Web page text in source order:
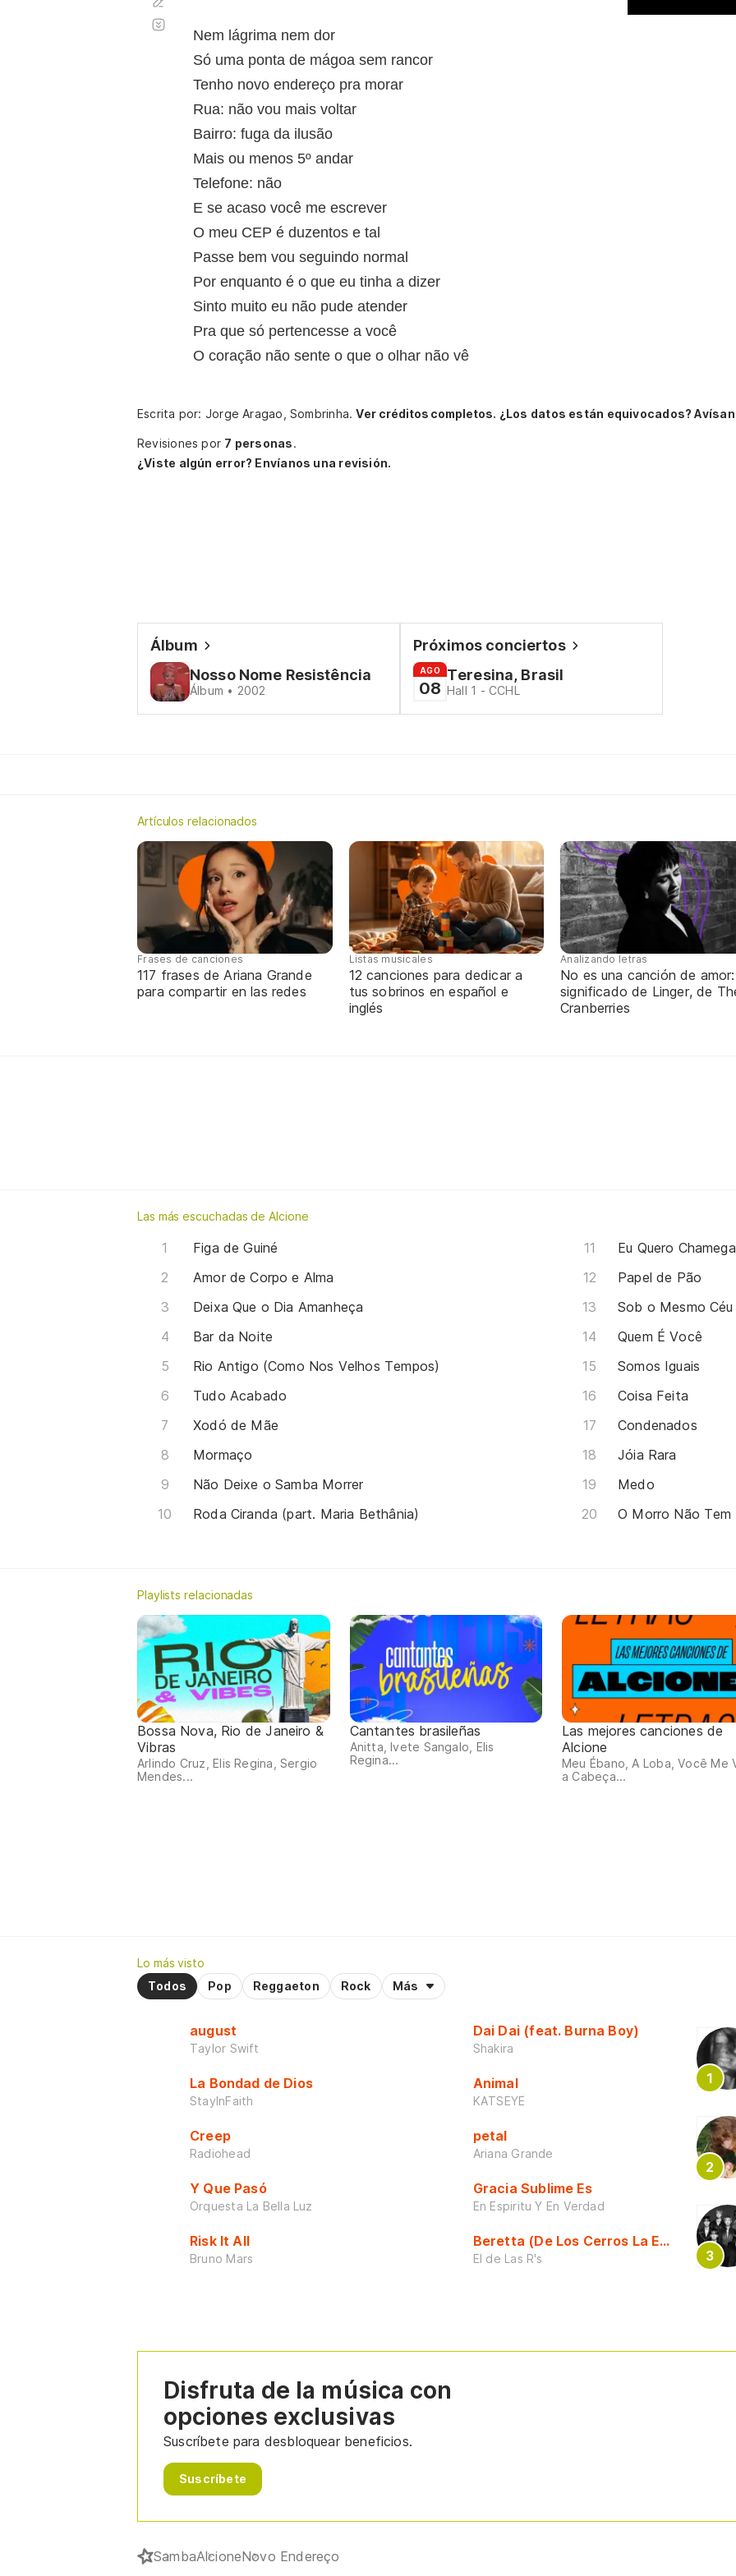
Nem lágrima nem dor
Só uma ponta de mágoa sem rancor
Tenho novo endereço pra morar
Rua: não vou mais voltar
Bairro: fuga da ilusão
Mais ou menos 5º andar
Telefone: não
E se acaso você me escrever
O meu CEP é duzentos e tal
Passe bem vou seguindo normal
Por enquanto é o que eu tinha a dizer
Sinto muito eu não pude atender
Pra que só pertencesse a você
O coração não sente o que o olhar não vê
automático
Escrita por: Jorge Aragao, Sombrinha.Ver créditos completos. ¿Los datos están equivocados?
Revisiones por 7 personas.
¿Viste algún error? Envíanos una revisión.
Álbum
Nosso Nome Resistência
Álbum • 2002
Próximos conciertos
AGO
08
Teresina, Brasil
Hall 1 - CCHL
Artículos relacionados
Frases de canciones
117 frases de Ariana Grande
para compartir en las redes
Listas musicales
12 canciones para dedicar a
tus sobrinos en español e
inglés
Analizando letras
No es una canción de amor:
significado de Linger, de
Cranberries
Las más escuchadas de Alcione
Figa de Guiné
Amor de Corpo e Alma
Deixa Que o Dia Amanheça
Bar da Noite
Rio Antigo (Como Nos Velhos Tempos)
Tudo Acabado
Xodó de Mãe
Mormaço
Não Deixe o Samba Morrer
Roda Ciranda (part. Maria Bethânia)
Eu Quero
Papel de Pão
Sob o Mesmo Céu
Quem É Você
Somos Iguais
Coisa Feita
Condenados
Jóia Rara
Medo
O Morro Não Tem
Playlists relacionadas
Bossa Nova, Rio de Janeiro &
Vibras
Arlindo Cruz, Elis Regina, Sergio
Mendes...
Cantantes brasileñas
Anitta, Ivete Sangalo, Elis
Regina...
Las mejores canciones de
Alcione
Meu Ébano, A Loba, Você Me
a Cabeça...
Lo más visto
Todos
Pop Reggaeton Rock Más
august
Taylor Swift
La Bondad de Dios
StayInFaith
Creep
Radiohead
Y Que Pasó
Orquesta La Bella Luz
Risk It All
Bruno Mars
Dai Dai (feat. Burna Boy)
Shakira
Animal
KATSEYE
petal
Ariana Grande
Gracia Sublime Es
En Espiritu Y En Verdad
Beretta (De Los Cerros La Escuela)
El de Las R's
Disfruta de la música con
opciones exclusivas
Suscríbete para desbloquear beneficios.
Suscríbete
SambaAlcioneNovo Endereço